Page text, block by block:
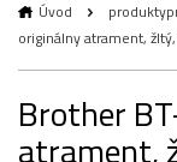
Úvod
originálny atrament,
Brother
atrament,